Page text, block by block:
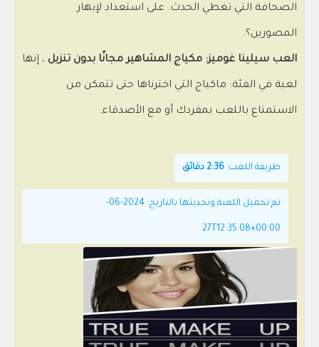
الصحافة التي تغطي الحدث. على استعداد لإبهار
المصورين؟.
العب سيلينا غوميز: مكياج المشاهير مجانًا بدون تنزيل ، إنها
لعبة في الفئة: ماكياج التي اخترناها حتى تتمكن من
الاستمتاع باللعب بمفردك أو مع الأصدقاء.
طريقة اللعب: 2:36 دقائق
تم تحميل اللعبة وتحديثها بالتاريخ: 2024-06-
27T12:35:08+00:00